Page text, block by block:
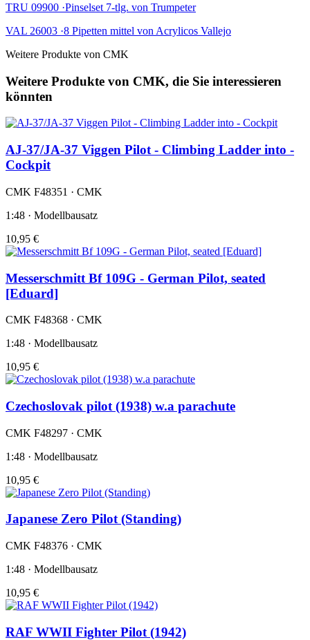
TRU 09900 ·Pinselset 7-tlg. von Trumpeter
VAL 26003 ·8 Pipetten mittel von Acrylicos Vallejo
Weitere Produkte von CMK
Weitere Produkte von CMK, die Sie interessieren
könnten
AJ-37/JA-37 Viggen Pilot - Climbing Ladder into -
Cockpit
CMK F48351 · CMK
1:48 · Modellbausatz
10,95 €
Messerschmitt Bf 109G - German Pilot, seated
[Eduard]
CMK F48368 · CMK
1:48 · Modellbausatz
10,95 €
Czechoslovak pilot (1938) w.a parachute
CMK F48297 · CMK
1:48 · Modellbausatz
10,95 €
Japanese Zero Pilot (Standing)
CMK F48376 · CMK
1:48 · Modellbausatz
10,95 €
RAF WWII Fighter Pilot (1942)